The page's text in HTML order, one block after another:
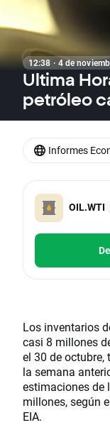
12:38 · 4 de
Ultima
petróleo
OIL.WTI
Los inventarios
casi 8 millones
el 30 de octubre,
la semana
estimaciones de
millones, según
EIA.
Informes